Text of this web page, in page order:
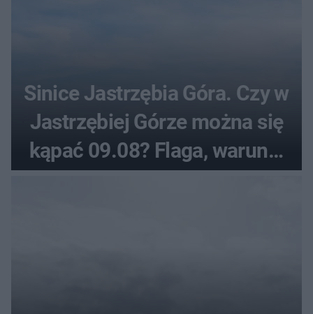
Sinice Jastrzębia Góra. Czy w
Jastrzębiej Górze można się
kąpać 09.08? Flaga, warunki